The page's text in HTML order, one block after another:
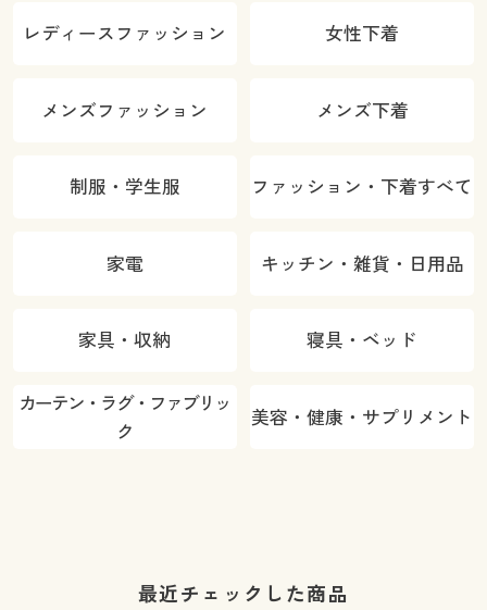
レディースファッション 女性下着
メンズファッション メンズ下着
制服・学生服 ファッション・下着すべて
家電 キッチン・雑貨・日用品
家具・収納 寝具・ベッド
カーテン・ラグ・ファブリッ
ク
美容・健康・サプリメント
最近チェックした商品